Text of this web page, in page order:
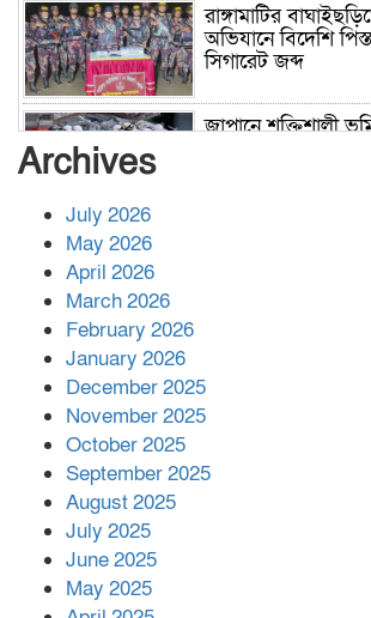
রাঙ্গামাটির
অভিযানে বিদেশি
সিগারেট জব্দ
জাপানে শক্তিশালী
পর ফোন তারেক
Archives
July 2026
May 2026
April 2026
March 2026
February 2026
January 2026
December 2025
November 2025
October 2025
September 2025
August 2025
July 2025
June 2025
May 2025